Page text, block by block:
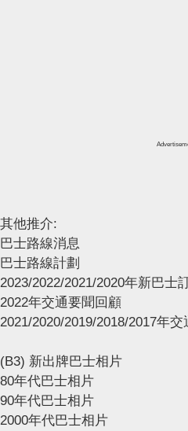
其他推介:
巴士路線消息
巴士路線計劃
2023/2022/2021/2020年新巴士
2022年交通要聞回顧
2021/2020/2019/2018/2017年
(B3) 新出牌巴士相片
80年代巴士相片
90年代巴士相片
2000年代巴士相片